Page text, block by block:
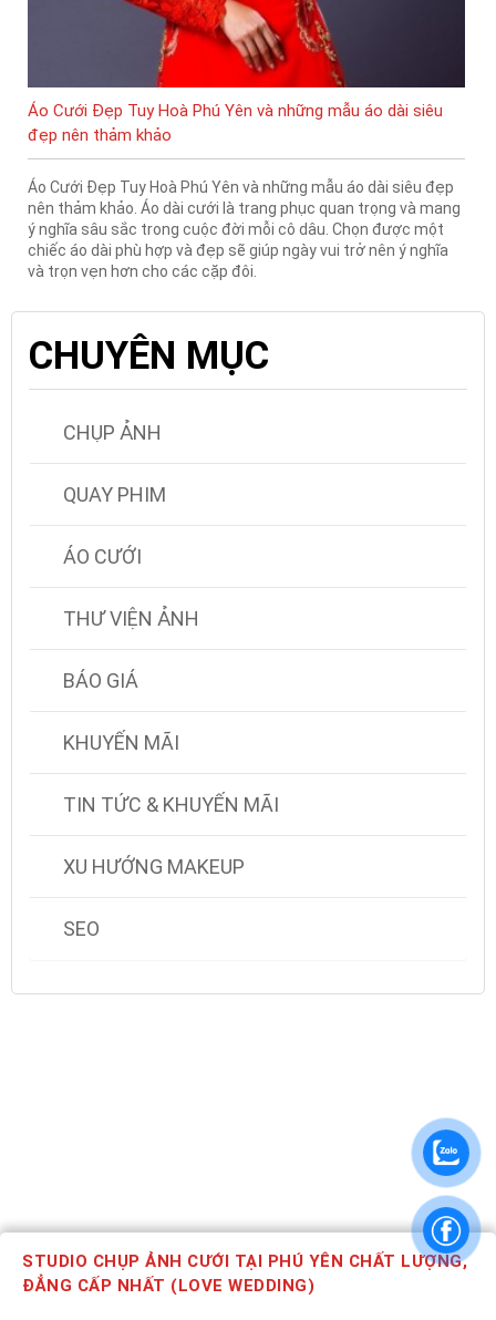
Áo Cưới Đẹp Tuy Hoà Phú Yên và những mẫu áo dài siêu
đẹp nên thảm khảo
Áo Cưới Đẹp Tuy Hoà Phú Yên và những mẫu áo dài siêu đẹp
nên thảm khảo. Áo dài cưới là trang phục quan trọng và mang
ý nghĩa sâu sắc trong cuộc đời mỗi cô dâu. Chọn được một
chiếc áo dài phù hợp và đẹp sẽ giúp ngày vui trở nên ý nghĩa
và trọn vẹn hơn cho các cặp đôi.
CHUYÊN MỤC
CHỤP ẢNH
QUAY PHIM
ÁO CƯỚI
THƯ VIỆN ẢNH
BÁO GIÁ
KHUYẾN MÃI
TIN TỨC & KHUYẾN MÃI
XU HƯỚNG MAKEUP
SEO
STUDIO CHỤP ẢNH CƯỚI TẠI PHÚ YÊN CHẤT LƯỢNG,
ĐẲNG CẤP NHẤT (LOVE WEDDING)